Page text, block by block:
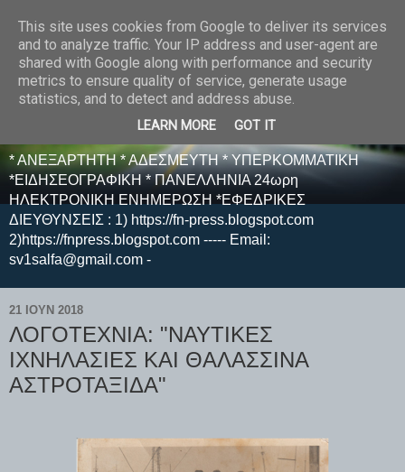
E F E N P R E S S -
ΗΛΕΚΤΡΟΝΙΚΗ
ΕΦΗΜΕΡΙΔΑ
* ΑΝΕΞΑΡΤΗΤΗ * ΑΔΕΣΜΕΥΤΗ * ΥΠΕΡΚΟΜΜΑΤΙΚΗ
*ΕΙΔΗΣΕΟΓΡΑΦΙΚΗ * ΠΑΝΕΛΛΗΝΙΑ 24ωρη
ΗΛΕΚΤΡΟΝΙΚΗ ΕΝΗΜΕΡΩΣΗ *ΕΦΕΔΡΙΚΕΣ
ΔΙΕΥΘΥΝΣΕΙΣ : 1) https://fn-press.blogspot.com
2)https://fnpress.blogspot.com ----- Email:
sv1salfa@gmail.com -
21 ΙΟΥΝ 2018
ΛΟΓΟΤΕΧΝΙΑ: "ΝΑΥΤΙΚΕΣ
ΙΧΝΗΛΑΣΙΕΣ ΚΑΙ ΘΑΛΑΣΣΙΝΑ
ΑΣΤΡΟΤΑΞΙΔΑ"
This site uses cookies from Google to deliver its services
and to analyze traffic. Your IP address and user-agent are
shared with Google along with performance and security
metrics to ensure quality of service, generate usage
statistics, and to detect and address abuse.
LEARN MORE GOT IT